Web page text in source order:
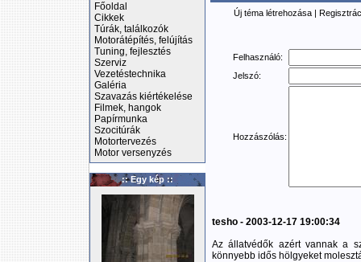
Főoldal
Cikkek
Túrák, találkozók
Motorátépítés, felújítás
Tuning, fejlesztés
Szerviz
Vezetéstechnika
Galéria
Szavazás kiértékelése
Filmek, hangok
Papírmunka
Szocitúrák
Motortervezés
Motor versenyzés
:: Egy kép ::
Új téma létrehozása |
Felhasználó:
Jelszó:
Hozzászólás:
tesho - 2003-12-17 19:00:34
Az állatvédők azért vannak a
könnyebb idős hölgyeket